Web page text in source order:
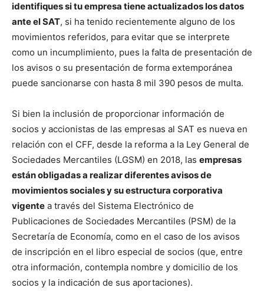
identifiques si tu empresa tiene actualizados los datos
ante el SAT, si ha tenido recientemente alguno de los
movimientos referidos, para evitar que se interprete
como un incumplimiento, pues la falta de presentación de
los avisos o su presentación de forma extemporánea
puede sancionarse con hasta 8 mil 390 pesos de multa.
Si bien la inclusión de proporcionar información de
socios y accionistas de las empresas al SAT es nueva en
relación con el CFF, desde la reforma a la Ley General de
Sociedades Mercantiles (LGSM) en 2018, las empresas
están obligadas a realizar diferentes avisos de
movimientos sociales y su estructura corporativa
vigente a través del Sistema Electrónico de
Publicaciones de Sociedades Mercantiles (PSM) de la
Secretaría de Economía, como en el caso de los avisos
de inscripción en el libro especial de socios (que, entre
otra información, contempla nombre y domicilio de los
socios y la indicación de sus aportaciones).